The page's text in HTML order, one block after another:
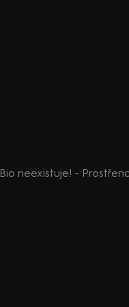
Bio neexistuje! -